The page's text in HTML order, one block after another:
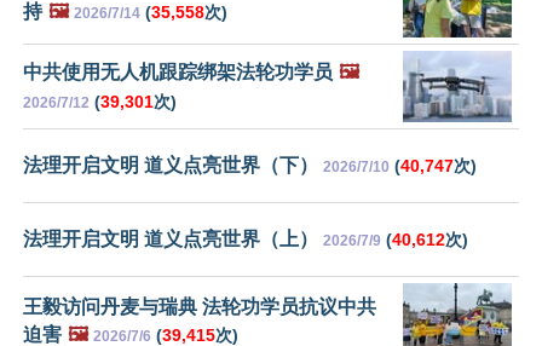
持 🖼️ 2026/7/14 (35,558次)
中共使用无人机跟踪绑架法轮功学员 🖼️
2026/7/12 (39,301次)
法理开启文明 道义点亮世界（下） 2026/7/10 (40,747次)
法理开启文明 道义点亮世界（上） 2026/7/9 (40,612次)
王毅访问丹麦与瑞典 法轮功学员抗议中共
迫害 🖼️ 2026/7/6 (39,415次)